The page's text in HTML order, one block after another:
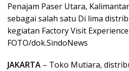
Penajam Paser Utara,
sebagai salah satu Di lima
kegiatan Factory Visit
FOTO/dok.SindoNews
JAKARTA – Toko Mutiara,